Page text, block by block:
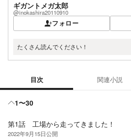
ギガントメガ太郎
@inokashira20110910
フォロー
たくさん読んでください！
目次 関連小説
1〜30
第1話 工場から走ってきました！
2022年9月15日公開